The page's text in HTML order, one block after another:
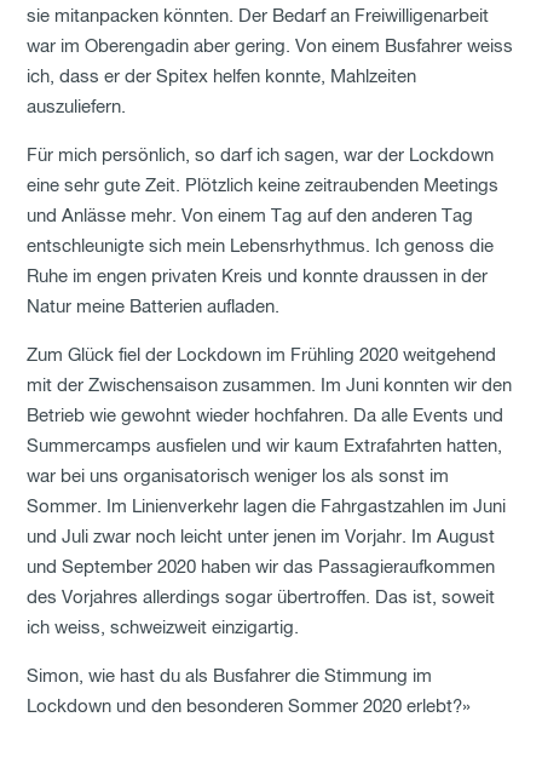
sie mitanpacken könnten. Der Bedarf an Freiwilligenarbeit
war im Oberengadin aber gering. Von einem Busfahrer weiss
ich, dass er der Spitex helfen konnte, Mahlzeiten
auszuliefern.
Für mich persönlich, so darf ich sagen, war der Lockdown
eine sehr gute Zeit. Plötzlich keine zeitraubenden Meetings
und Anlässe mehr. Von einem Tag auf den anderen Tag
entschleunigte sich mein Lebensrhythmus. Ich genoss die
Ruhe im engen privaten Kreis und konnte draussen in der
Natur meine Batterien aufladen.
Zum Glück fiel der Lockdown im Frühling 2020 weitgehend
mit der Zwischensaison zusammen. Im Juni konnten wir den
Betrieb wie gewohnt wieder hochfahren. Da alle Events und
Summercamps ausfielen und wir kaum Extrafahrten hatten,
war bei uns organisatorisch weniger los als sonst im
Sommer. Im Linienverkehr lagen die Fahrgastzahlen im Juni
und Juli zwar noch leicht unter jenen im Vorjahr. Im August
und September 2020 haben wir das Passagieraufkommen
des Vorjahres allerdings sogar übertroffen. Das ist, soweit
ich weiss, schweizweit einzigartig.
Simon, wie hast du als Busfahrer die Stimmung im
Lockdown und den besonderen Sommer 2020 erlebt?»